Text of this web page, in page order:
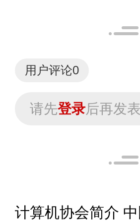
用户评论0
请先登录后再发
计算机协会简介